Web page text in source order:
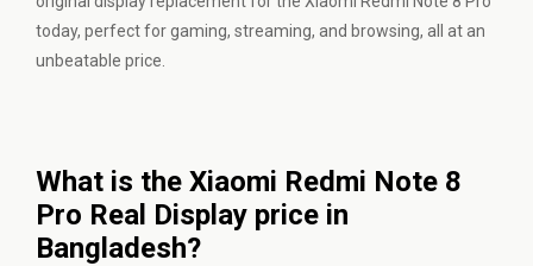
today, perfect for gaming, streaming, and browsing, all at an
unbeatable price.
What is the Xiaomi Redmi Note 8
Pro Real Display price in
Bangladesh?